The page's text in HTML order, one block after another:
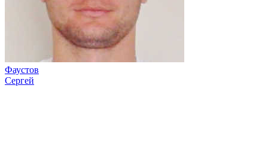
Фаустов
Сергей